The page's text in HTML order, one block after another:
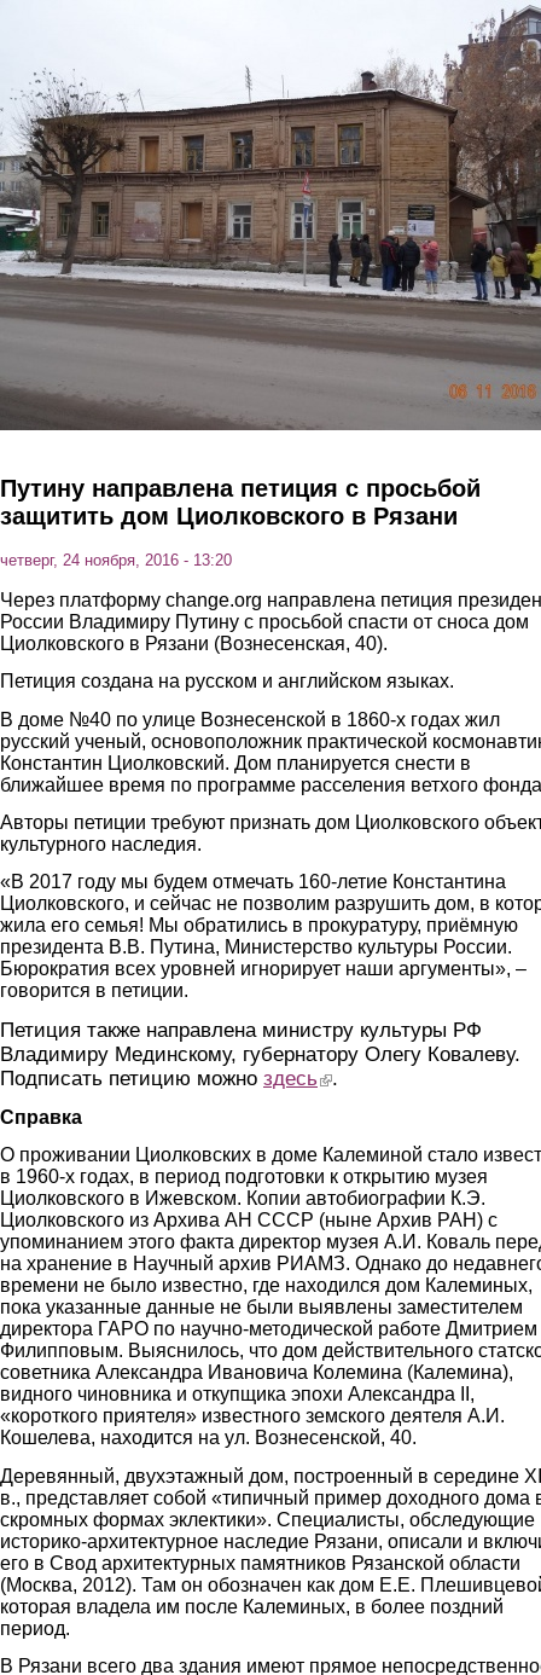
Путину направлена петиция с просьбой
защитить дом Циолковского в Рязани
четверг, 24 ноября, 2016 - 13:20
Через платформу change.org направлена петиция
России Владимиру Путину с просьбой спасти от сноса дом
Циолковского в Рязани (Вознесенская, 40).
Петиция создана на русском и английском языках.
В доме №40 по улице Вознесенской в 1860-х годах жил
русский ученый, основоположник практической
Константин Циолковский. Дом планируется снести в
ближайшее время по программе расселения ветхого
Авторы петиции требуют признать дом Циолковского
культурного наследия.
«В 2017 году мы будем отмечать 160-летие Константина
Циолковского, и сейчас не позволим разрушить дом, в
жила его семья! Мы обратились в прокуратуру, приёмную
президента В.В. Путина, Министерство культуры России.
Бюрократия всех уровней игнорирует наши аргументы», –
говорится в петиции.
Петиция также направлена министру культуры РФ
Владимиру Мединскому, губернатору Олегу Ковалеву.
Подписать петицию можно здесь (link is external)
.
Справка
О проживании Циолковских в доме Калеминой стало
в 1960-х годах, в период подготовки к открытию музея
Циолковского в Ижевском. Копии автобиографии К.Э.
Циолковского из Архива АН СССР (ныне Архив РАН) с
упоминанием этого факта директор музея А.И. Коваль
на хранение в Научный архив РИАМЗ. Однако до
времени не было известно, где находился дом Калеминых,
пока указанные данные не были выявлены заместителем
директора ГАРО по научно-методической работе Дмитрием
Филипповым. Выяснилось, что дом действительного
советника Александра Ивановича Колемина (Калемина),
видного чиновника и откупщика эпохи Александра II,
«короткого приятеля» известного земского деятеля А.И.
Кошелева, находится на ул. Вознесенской, 40.
Деревянный, двухэтажный дом, построенный в середине
в., представляет собой «типичный пример доходного дома
скромных формах эклектики». Специалисты, обследующие
историко-архитектурное наследие Рязани, описали и
его в Свод архитектурных памятников Рязанской области
(Москва, 2012). Там он обозначен как дом Е.Е.
которая владела им после Калеминых, в более поздний
период.
В Рязани всего два здания имеют прямое